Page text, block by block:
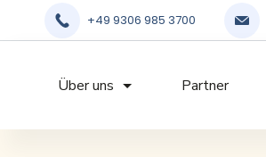
+49 9306 985 3700
Über uns Partner